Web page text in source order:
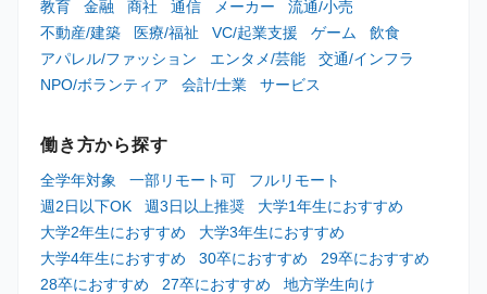
教育
金融 商社 通信 メーカー
流通/小売
不動産/建築
医療/福祉 VC/起業支援 ゲーム
飲食
アパレル/ファッション
エンタメ/芸能
交通/インフラ
NPO/ボランティア
会計/士業 サービス
働き方から探す
全学年対象 一部リモート可
フルリモート
週2日以下OK
週3日以上推奨
大学1年生におすすめ
大学2年生におすすめ
大学3年生におすすめ
大学4年生におすすめ
30卒におすすめ
29卒におすすめ
28卒におすすめ
27卒におすすめ
地方学生向け